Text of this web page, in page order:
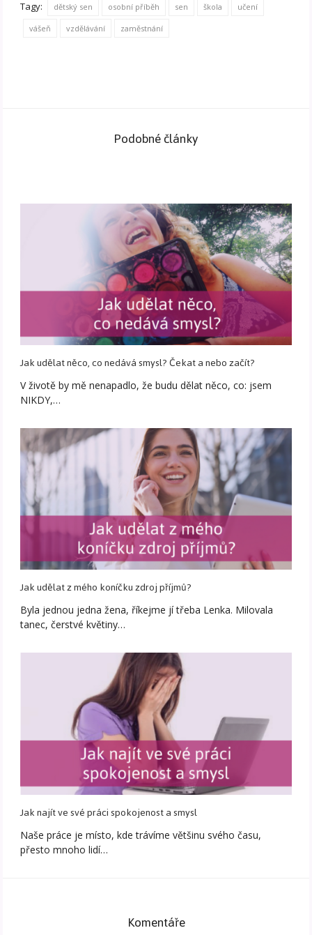
Tagy: dětský sen osobní příběh sen škola učení
vášeň vzdělávání zaměstnání
Podobné články
Jak udělat něco, co nedává smysl? Čekat a nebo začít?
V životě by mě nenapadlo, že budu dělat něco, co: jsem
NIKDY,…
Jak udělat z mého koníčku zdroj příjmů?
Byla jednou jedna žena, říkejme jí třeba Lenka. Milovala
tanec, čerstvé květiny…
Jak najít ve své práci spokojenost a smysl
Naše práce je místo, kde trávíme většinu svého času,
přesto mnoho lidí…
Komentáře